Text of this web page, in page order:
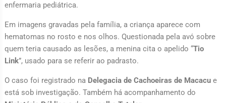
enfermaria pediátrica.
Em imagens gravadas pela família, a criança aparece com
hematomas no rosto e nos olhos. Questionada pela avó sobre
quem teria causado as lesões, a menina cita o apelido “Tio
Link”, usado para se referir ao padrasto.
O caso foi registrado na Delegacia de Cachoeiras de Macacue
está sob investigação. Também há acompanhamento do